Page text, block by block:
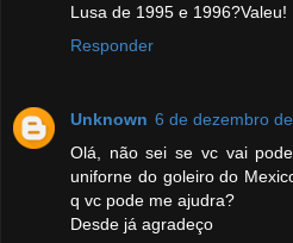
Lusa de 1995 e 1996?Valeu!
Responder
Unknown 6 de dezembro
Olá, não sei se vc vai
uniforne do goleiro do
q vc pode me ajudra?
Desde já agradeço